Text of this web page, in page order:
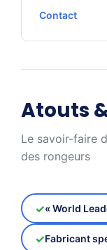
Contact
Atouts
Le savoir-faire
des rongeurs
« World
Fabricant